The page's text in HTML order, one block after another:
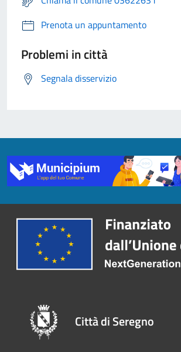
Prenota un appuntamento
Problemi in città
Segnala disservizio
Città di Seregno